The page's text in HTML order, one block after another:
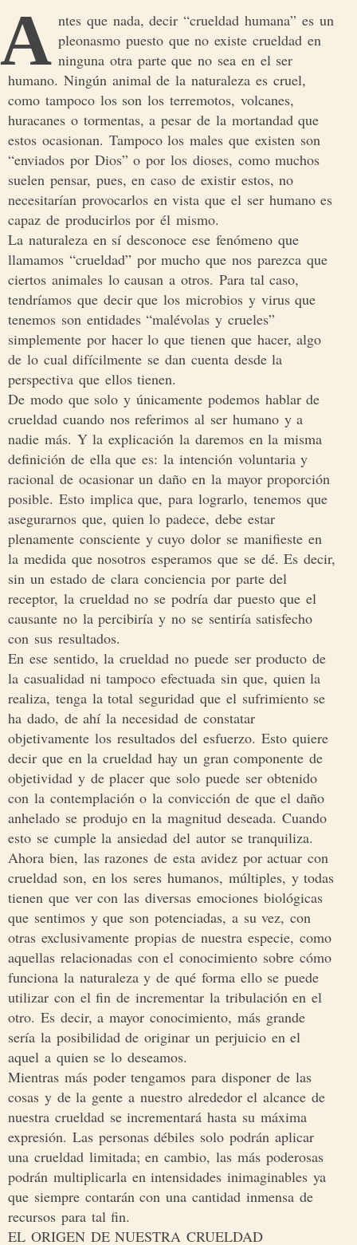
A ntes que nada, decir “crueldad humana” es un
pleonasmo puesto que no existe crueldad en
ninguna otra parte que no sea en el ser
humano. Ningún animal de la naturaleza es cruel,
como tampoco los son los terremotos, volcanes,
huracanes o tormentas, a pesar de la mortandad que
estos ocasionan. Tampoco los males que existen son
“enviados por Dios” o por los dioses, como muchos
suelen pensar, pues, en caso de existir estos, no
necesitarían provocarlos en vista que el ser humano es
capaz de producirlos por él mismo.
La naturaleza en sí desconoce ese fenómeno que
llamamos “crueldad” por mucho que nos parezca que
ciertos animales lo causan a otros. Para tal caso,
tendríamos que decir que los microbios y virus que
tenemos son entidades “malévolas y crueles”
simplemente por hacer lo que tienen que hacer, algo
de lo cual difícilmente se dan cuenta desde la
perspectiva que ellos tienen.
De modo que solo y únicamente podemos hablar de
crueldad cuando nos referimos al ser humano y a
nadie más. Y la explicación la daremos en la misma
definición de ella que es: la intención voluntaria y
racional de ocasionar un daño en la mayor proporción
posible. Esto implica que, para lograrlo, tenemos que
asegurarnos que, quien lo padece, debe estar
plenamente consciente y cuyo dolor se manifieste en
la medida que nosotros esperamos que se dé. Es decir,
sin un estado de clara conciencia por parte del
receptor, la crueldad no se podría dar puesto que el
causante no la percibiría y no se sentiría satisfecho
con sus resultados.
En ese sentido, la crueldad no puede ser producto de
la casualidad ni tampoco efectuada sin que, quien la
realiza, tenga la total seguridad que el sufrimiento se
ha dado, de ahí la necesidad de constatar
objetivamente los resultados del esfuerzo. Esto quiere
decir que en la crueldad hay un gran componente de
objetividad y de placer que solo puede ser obtenido
con la contemplación o la convicción de que el daño
anhelado se produjo en la magnitud deseada. Cuando
esto se cumple la ansiedad del autor se tranquiliza.
Ahora bien, las razones de esta avidez por actuar con
crueldad son, en los seres humanos, múltiples, y todas
tienen que ver con las diversas emociones biológicas
que sentimos y que son potenciadas, a su vez, con
otras exclusivamente propias de nuestra especie, como
aquellas relacionadas con el conocimiento sobre cómo
funciona la naturaleza y de qué forma ello se puede
utilizar con el fin de incrementar la tribulación en el
otro. Es decir, a mayor conocimiento, más grande
sería la posibilidad de originar un perjuicio en el
aquel a quien se lo deseamos.
Mientras más poder tengamos para disponer de las
cosas y de la gente a nuestro alrededor el alcance de
nuestra crueldad se incrementará hasta su máxima
expresión. Las personas débiles solo podrán aplicar
una crueldad limitada; en cambio, las más poderosas
podrán multiplicarla en intensidades inimaginables ya
que siempre contarán con una cantidad inmensa de
recursos para tal fin.
EL ORIGEN DE NUESTRA CRUELDAD